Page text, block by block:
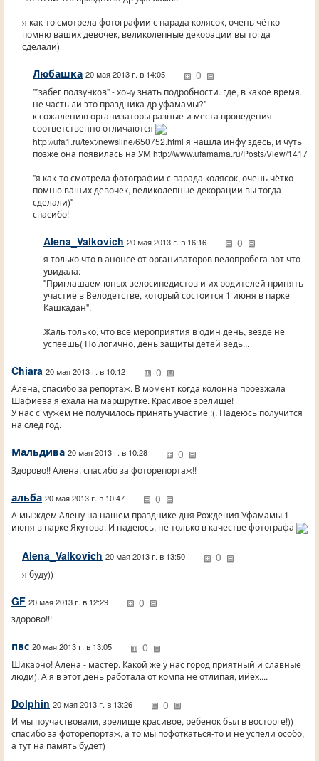
я как-то смотрела фотографии с парада колясок, очень чётко
помню ваших девочек, великолепные декорации вы тогда
сделали)
Любашка 20 мая 2013 г. в 14:05 0
""забег ползунков" - хочу знать подробности. где, в какое время.
не часть ли это праздника др уфамамы?"
к сожалению организаторы разные и места проведения
соответственно отличаются
http://ufa1.ru/text/newsline/650752.html я нашла инфу здесь, и чуть
позже она появилась на УМ http://www.ufamama.ru/Posts/View/1417
"я как-то смотрела фотографии с парада колясок, очень чётко
помню ваших девочек, великолепные декорации вы тогда
сделали)"
спасибо!
Alena_Valkovich 20 мая 2013 г. в 16:16 0
я только что в анонсе от организаторов велопробега вот что
увидала:
"Приглашаем юных велосипедистов и их родителей принять
участие в Велодетстве, который состоится 1 июня в парке
Кашкадан".
Жаль только, что все мероприятия в один день, везде не
успеешь( Но логично, день защиты детей ведь...
Chiara 20 мая 2013 г. в 10:12 0
Алена, спасибо за репортаж. В момент когда колонна проезжала
Шафиева я ехала на маршрутке. Красивое зрелище!
У нас с мужем не получилось принять участие :(. Надеюсь получится
на след год.
Мальдива 20 мая 2013 г. в 10:28 0
Здорово!! Алена, спасибо за фоторепортаж!!
альба 20 мая 2013 г. в 10:47 0
А мы ждем Алену на нашем празднике дня Рождения Уфамамы 1
июня в парке Якутова. И надеюсь, не только в качестве фотографа
Alena_Valkovich 20 мая 2013 г. в 13:50 0
я буду))
GF 20 мая 2013 г. в 12:29 0
здорово!!!
пвс 20 мая 2013 г. в 13:05 0
Шикарно! Алена - мастер. Какой же у нас город приятный и славные
люди). А я в этот день работала от компа не отлипая, ийех....
Dolphin 20 мая 2013 г. в 13:26 0
И мы поучаствовали, зрелище красивое, ребенок был в восторге!))
спасибо за фоторепортаж, а то мы пофоткаться-то и не успели особо,
а тут на память будет)